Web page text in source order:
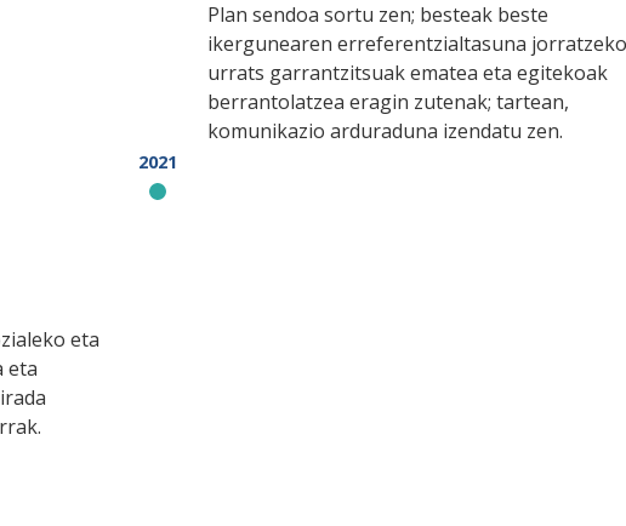
Plan sendoa sortu zen; besteak beste
ikergunearen erreferentzialtasuna
urrats garrantzitsuak ematea eta egitekoak
berrantolatzea eragin zutenak; tartean,
komunikazio arduraduna izendatu zen.
2021
eta
eta